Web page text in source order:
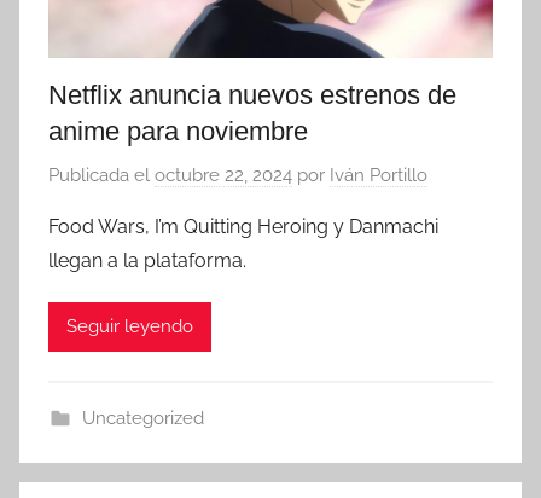
Netflix anuncia nuevos estrenos de
anime para noviembre
Publicada el octubre 22, 2024 por Iván Portillo
Food Wars, I’m Quitting Heroing y Danmachi
llegan a la plataforma.
Seguir leyendo
Uncategorized